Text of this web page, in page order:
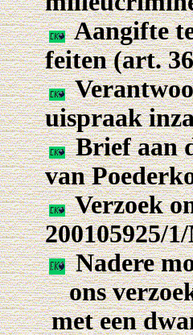
Aangifte
feiten (art.
uispraak
Brief aan
van
Verzoek
200105925/
Nadere
ons
met een